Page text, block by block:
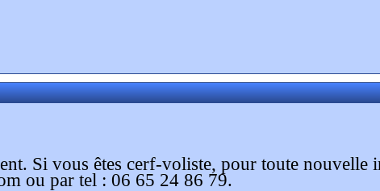
Si vous êtes cerf-voliste, pour toute nouvelle
ou par tel : 06 65 24 86 79.